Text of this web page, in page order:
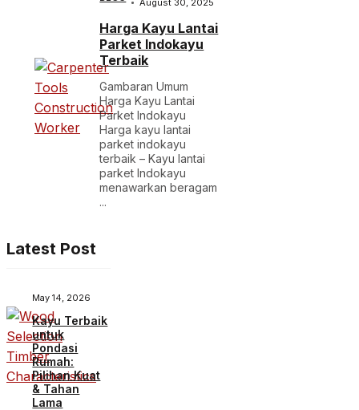
Harga Kayu Lantai
Parket Indokayu
Terbaik
Gambaran Umum
Harga Kayu Lantai
Parket Indokayu
Harga kayu lantai
parket indokayu
terbaik – Kayu lantai
parket Indokayu
menawarkan beragam
...
Latest Post
May 14, 2026
Kayu Terbaik
untuk
Pondasi
Rumah:
Pilihan Kuat
& Tahan
Lama